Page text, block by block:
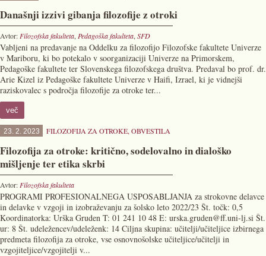
Današnji izzivi gibanja filozofije z otroki
Avtor: Filozofska fakulteta, Pedagoška fakulteta, SFD
Vabljeni na predavanje na Oddelku za filozofijo Filozofske fakultete Univerze
v Mariboru, ki bo potekalo v soorganizaciji Univerze na Primorskem,
Pedagoške fakultete ter Slovenskega filozofskega društva. Predaval bo prof. dr.
Arie Kizel iz Pedagoške fakultete Univerze v Haifi, Izrael, ki je vidnejši
raziskovalec s področja filozofije za otroke ter...
več
23. 2. 2023 FILOZOFIJA ZA OTROKE, OBVESTILA
Filozofija za otroke: kritično, sodelovalno in dialoško
mišljenje ter etika skrbi
Avtor: Filozofska fakulteta
PROGRAMI PROFESIONALNEGA USPOSABLJANJA za strokovne delavce
in delavke v vzgoji in izobraževanju za šolsko leto 2022/23 Št. točk: 0,5
Koordinatorka: Urška Gruden T: 01 241 10 48 E: urska.gruden@ff.uni-lj.si Št.
ur: 8 Št. udeležencev/udeleženk: 14 Ciljna skupina: učitelji/učiteljice izbirnega
predmeta filozofija za otroke, vse osnovnošolske učiteljice/učitelji in
vzgojiteljice/vzgojitelji v...